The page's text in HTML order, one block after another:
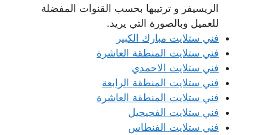
الريسيفر و ترتيبها بحسب القنوات المفضلة
للعميل وبالصورة التي يريد.
فني ستلايت مبارك الكبير
فني ستلايت المنطقة العاشرة
فني ستلايت الاحمدي
فني ستلايت المنطقة الرابعة
فني ستلايت المنطقة العاشرة
فني ستلايت الفحيحيل
فني ستلايت الفنطاس